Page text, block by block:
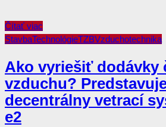
Čítať viac
StavbaTechnológieTZBVzduchotechnika
Ako vyriešiť dodávky
vzduchu?
decentrálny vetrací
e2